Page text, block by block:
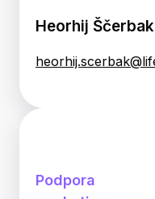
Heorhij Ščerbak
Podpora